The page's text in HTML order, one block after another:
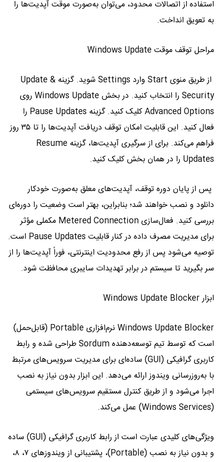
استفاده از اتصالات محدود، می‌توان به‌صورت موقت آپدیت‌ها را
به تعویق انداخت.
مراحل توقف موقت Windows Update
از طریق منوی Start وارد Settings شوید. گزینه Update &
Security را انتخاب کنید. در بخش Windows Update روی
Advanced Options کلیک کنید. گزینه Pause Updates را
فعال کنید. این قابلیت امکان توقف دریافت آپدیت‌ها را تا ۳۵ روز
فراهم می‌کند. برای از سرگیری آپدیت‌ها، گزینه Resume
Updates را در همان بخش کلیک کنید.
پس از پایان دوره توقف، آپدیت‌های معلق به‌صورت خودکار
دانلود و نصب خواهند شد؛ بنابراین، بهتر است وضعیت را دوره‌ای
بررسی کنید. فعال‌سازی Metered Connection مکملی مؤثر
برای مدیریت مصرف داده در کنار قابلیت Pause Updates است.
توصیه می‌شود پس از رفع محدودیت اینترنتی، فوراً آپدیت‌ها را از
سر بگیرید تا سیستم در برابر تهدیدات سایبری محافظت شود.
ابزار Windows Update Blocker
Windows Update Blocker نرم‌افزاری Portable (قابل‌حمل)
است که توسط تیم توسعه‌دهنده Sordum طراحی شده و رابط
کاربری گرافیکی (GUI) ساده‌ای برای مدیریت سرویس‌های مرتبط
با به‌روزرسانی ویندوز ارائه می‌دهد. این ابزار بدون نیاز به نصب
اجرا می‌شود و از طریق کنترل مستقیم سرویس‌های سیستمی
(Windows Services) عمل می‌کند.
ویژگی‌های کلیدی عبارت است از رابط کاربری گرافیکی (GUI) ساده
و بدون نیاز به نصب (Portable)، پشتیبانی از ویندوزهای ۷، ۸،